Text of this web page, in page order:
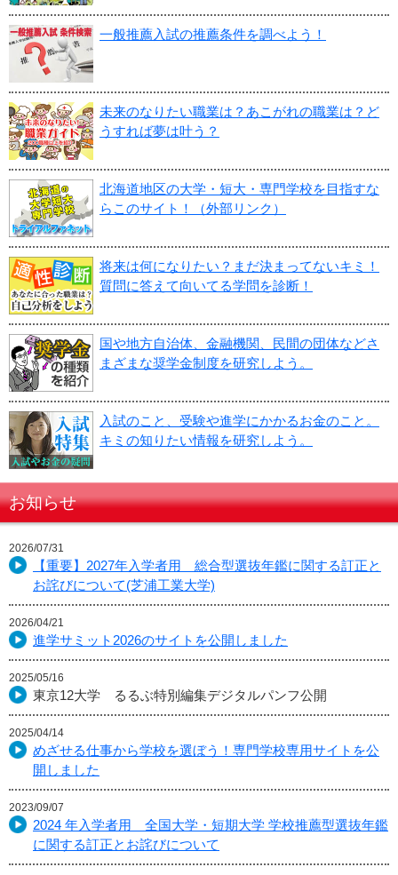
一般推薦入試の推薦条件を調べよう！
未来のなりたい職業は？あこがれの職業は？ど
うすれば夢は叶う？
北海道地区の大学・短大・専門学校を目指すな
らこのサイト！（外部リンク）
将来は何になりたい？まだ決まってないキミ！
質問に答えて向いてる学問を診断！
国や地方自治体、金融機関、民間の団体などさ
まざまな奨学金制度を研究しよう。
入試のこと、受験や進学にかかるお金のこと。
キミの知りたい情報を研究しよう。
お知らせ
2026/07/31
【重要】2027年入学者用 総合型選抜年鑑に関する訂正と
お詫びについて(芝浦工業大学)
2026/04/21
進学サミット2026のサイトを公開しました
2025/05/16
東京12大学 るるぶ特別編集デジタルパンフ公開
2025/04/14
めざせる仕事から学校を選ぼう！専門学校専用サイトを公
開しました
2023/09/07
2024 年入学者用 全国大学・短期大学 学校推薦型選抜年鑑
に関する訂正とお詫びについて